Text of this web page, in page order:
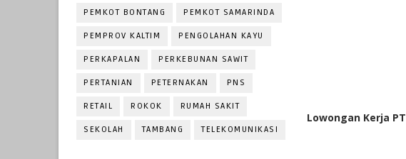
PEMKOT BONTANG PEMKOT SAMARINDA
PEMPROV KALTIM PENGOLAHAN KAYU
PERKAPALAN PERKEBUNAN SAWIT
PERTANIAN PETERNAKAN PNS
RETAIL ROKOK RUMAH SAKIT
SEKOLAH TAMBANG TELEKOMUNIKASI
Lowongan Kerja PT